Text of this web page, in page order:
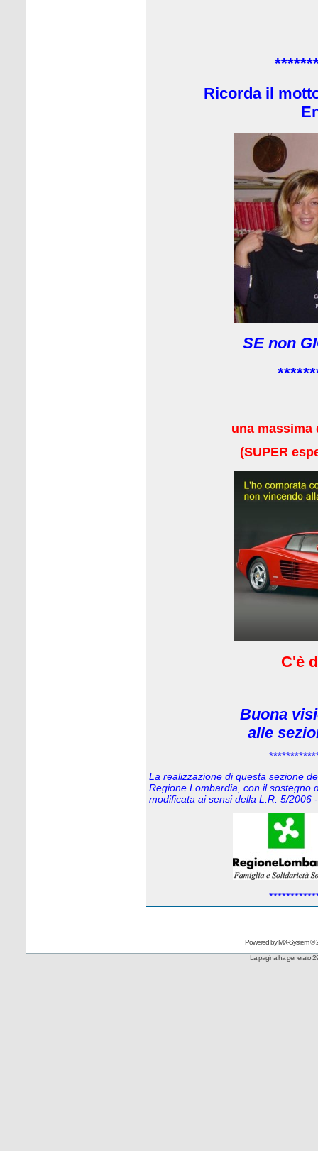
Ricorda il
SE non
una massima
(SUPER
C'è
Buona
alle
La realizzazione di questa sezione
Regione Lombardia, con il sostegno
modificata ai sensi della L.R. 5/2006
Powered byMX-System©
La pagina ha generato